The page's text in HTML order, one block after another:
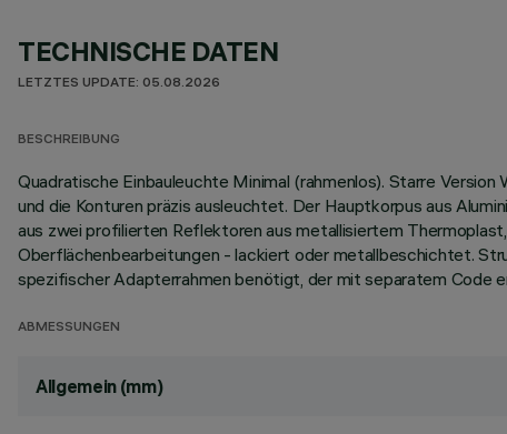
TECHNISCHE DATEN
LETZTES UPDATE: 05.08.2026
BESCHREIBUNG
Quadratische Einbauleuchte Minimal (rahmenlos). Starre
und die Konturen präzis ausleuchtet. Der Hauptkorpus aus
aus zwei profilierten Reflektoren aus metallisiertem
Oberflächenbearbeitungen - lackiert oder metallbeschichtet.
spezifischer Adapterrahmen benötigt, der mit separatem Code
ABMESSUNGEN
Allgemein (mm)